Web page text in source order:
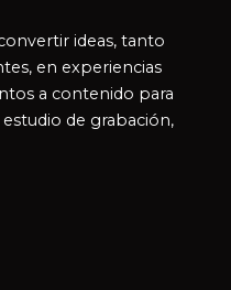
ideas, tanto
en experiencias
a contenido para
de grabación,